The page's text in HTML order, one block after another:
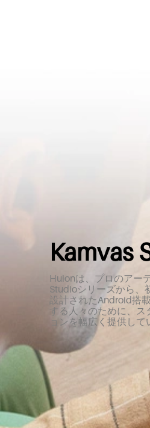
Kamvas
Huionは、プロのアー
Studioシリーズから、
設計されたAndroid搭
する人々のために、
ョンを幅広く提供して